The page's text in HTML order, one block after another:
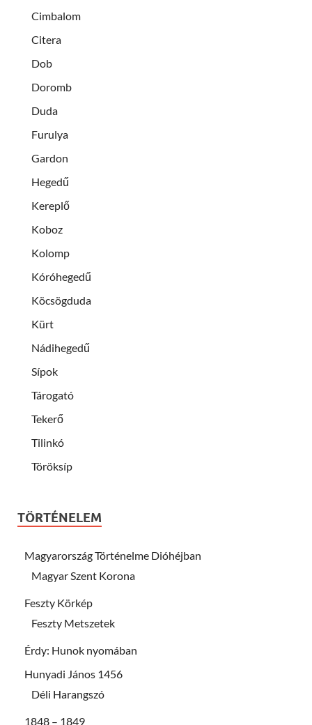
Cimbalom
Citera
Dob
Doromb
Duda
Furulya
Gardon
Hegedű
Kereplő
Koboz
Kolomp
Kóróhegedű
Köcsögduda
Kürt
Nádihegedű
Sípok
Tárogató
Tekerő
Tilinkó
Töröksíp
TÖRTÉNELEM
Magyarország Történelme Dióhéjban
Magyar Szent Korona
Feszty Körkép
Feszty Metszetek
Érdy: Hunok nyomában
Hunyadi János 1456
Déli Harangszó
1848 – 1849